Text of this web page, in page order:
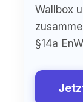
Wallbox
§14a